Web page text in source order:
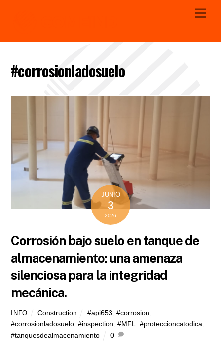
#corrosionladosuelo
JUNIO
3
2026
Corrosión bajo suelo en tanque de
almacenamiento: una amenaza
silenciosa para la integridad
mecánica.
INFO Construction #api653 #corrosion
#corrosionladosuelo ,#inspection ,#MFL ,#proteccioncatodica
#tanquesdealmacenamiento
0